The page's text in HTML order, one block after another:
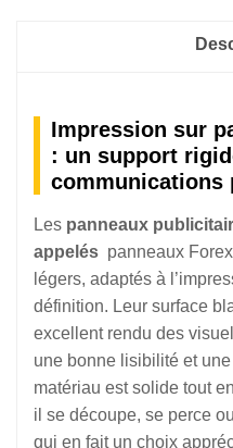
Impression sur
: un support
communications
Les panneaux
appelés panneaux
légers, adaptés à
définition. Leur surface
excellent rendu des
une bonne lisibilité et
matériau est solide tout
il se découpe, se perce
qui en fait un choix